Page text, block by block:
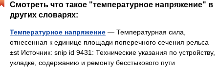
Смотреть что такое "температурное напряжение" в
других словарях:
Температурное напряжение — Температурная сила,
отнесенная к единице площади поперечного сечения рельса
±st Источник: snip id 9431: Технические указания по устройству,
укладке, содержанию и ремонту бесстыкового пути